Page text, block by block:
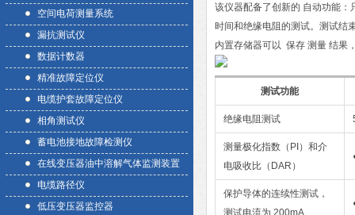
空间电荷测量系统
漏抗测试仪
数据计数器
精准故障定位仪
电缆护套故障定位仪
相角测试仪
蓄电池接地故障检测仪
在线变压器油中溶解气体监测装置
电缆路径仪
低压变压器监控器
该仪器配备了创新的 自动功能
时间和绝缘电阻的测试。测试结
内置存储器可以 保存 测量 结果
测试功能
绝缘电阻测试
测量极化指数（PI）和介
电吸收比（DAR）
保护导体的连续性测试，
测试电流为 200mA